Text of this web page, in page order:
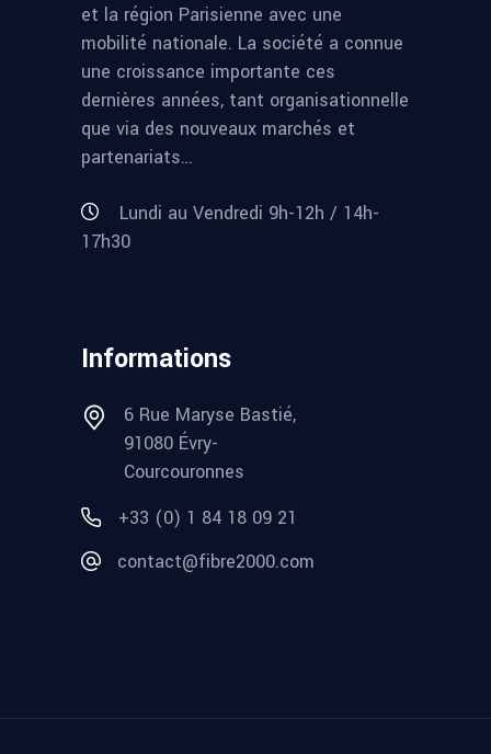
et la région Parisienne avec une
mobilité nationale. La société a connue
une croissance importante ces
dernières années, tant organisationnelle
que via des nouveaux marchés et
partenariats…
Lundi au Vendredi 9h-12h / 14h-
17h30
Informations
6 Rue Maryse Bastié,
91080 Évry-
Courcouronnes
+33 (0) 1 84 18 09 21
contact@fibre2000.com